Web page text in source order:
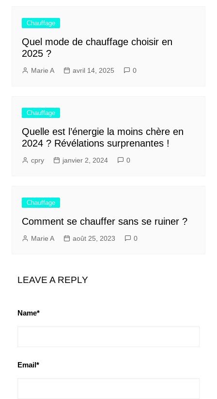
Chauffage
Quel mode de chauffage choisir en
2025 ?
Marie A avril 14, 2025 0
Chauffage
Quelle est l’énergie la moins chère en
2024 ? Révélations surprenantes !
cpry janvier 2, 2024 0
Chauffage
Comment se chauffer sans se ruiner ?
Marie A août 25, 2023 0
LEAVE A REPLY
Name*
Email*